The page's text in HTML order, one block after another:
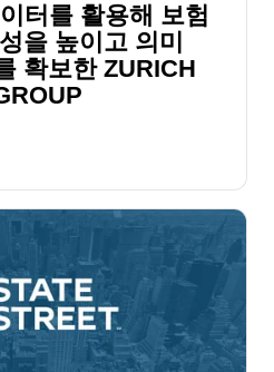
터를 활용해 보험
을 높이고 의미
확보한 ZURICH